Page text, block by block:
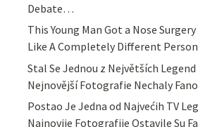
Debate…
This Young Man Got a Nose
Like A Completely Different
Stal Se Jednou z Největších
Nejnovější Fotografie Nechaly
Postao Je Jedna od Najvećih TV
Najnovije Fotografije Ostavile Su